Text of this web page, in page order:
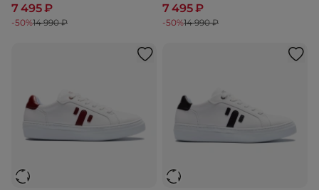
7 495 ₽
-50%14 990 ₽
7 495 ₽
-50%14 990 ₽